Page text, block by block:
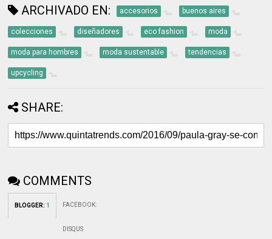
ARCHIVADO EN: accesorios buenos aires
colecciones diseñadores eco fashion moda
moda para hombres moda sustentable tendencias
upcycling
SHARE:
COMMENTS
BLOGGER: 1 FACEBOOK:
DISQUS